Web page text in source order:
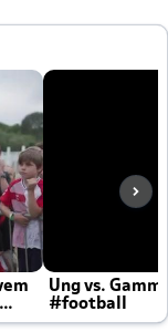
Ung vs.
#football